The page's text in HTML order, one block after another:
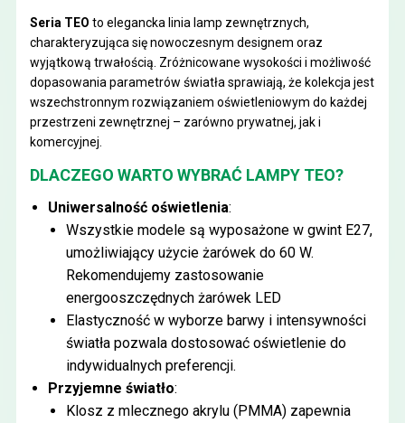
Seria TEO to elegancka linia lamp zewnętrznych,
charakteryzująca się nowoczesnym designem oraz
wyjątkową trwałością. Zróżnicowane wysokości i możliwość
dopasowania parametrów światła sprawiają, że kolekcja jest
wszechstronnym rozwiązaniem oświetleniowym do każdej
przestrzeni zewnętrznej – zarówno prywatnej, jak i
komercyjnej.
DLACZEGO WARTO WYBRAĆ LAMPY TEO?
Uniwersalność oświetlenia:
Wszystkie modele są wyposażone w gwint E27,
umożliwiający użycie żarówek do 60 W.
Rekomendujemy zastosowanie
energooszczędnych żarówek LED
Elastyczność w wyborze barwy i intensywności
światła pozwala dostosować oświetlenie do
indywidualnych preferencji.
Przyjemne światło:
Klosz z mlecznego akrylu (PMMA) zapewnia